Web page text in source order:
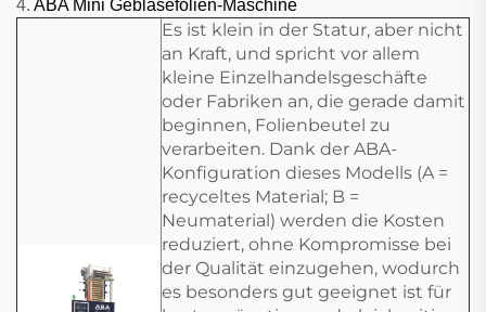
4. ABA Mini Gebläsefolien-Maschine
Es ist klein in der Statur, aber nicht
an Kraft, und spricht vor allem
kleine Einzelhandelsgeschäfte
oder Fabriken an, die gerade damit
beginnen, Folienbeutel zu
verarbeiten. Dank der ABA-
Konfiguration dieses Modells (A =
recyceltes Material; B =
Neumaterial) werden die Kosten
reduziert, ohne Kompromisse bei
der Qualität einzugehen, wodurch
es besonders gut geeignet ist für